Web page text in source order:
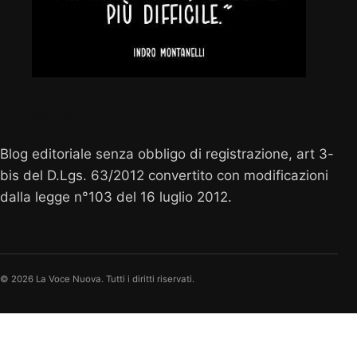
Blog editoriale senza obbligo di registrazione, art 3-
bis del D.Lgs. 63/2012 convertito con modificazioni
dalla legge n°103 del 16 luglio 2012.
© 2026 La Voce Nuova. Tutti i diritti riservati.